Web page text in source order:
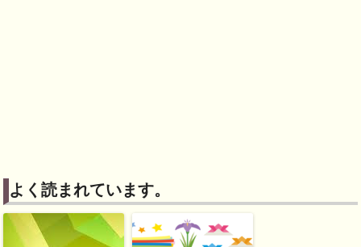
よく読まれています。